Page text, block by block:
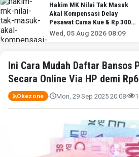
Hakim MK Nilai Tak Masuk
Akal Kompensasi Delay
Pesawat Cuma Kue & Rp 300
Ribu
Wed, 05 Aug 2026 08:09
Ini Cara Mudah Daftar Bansos
Secara Online Via HP demi
Okezone Mon, 29 Sep 2025 20:08